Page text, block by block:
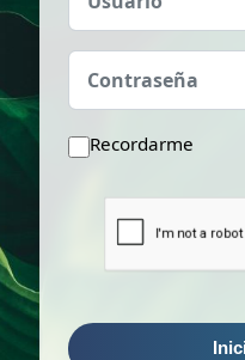
Contraseña
Recordarme